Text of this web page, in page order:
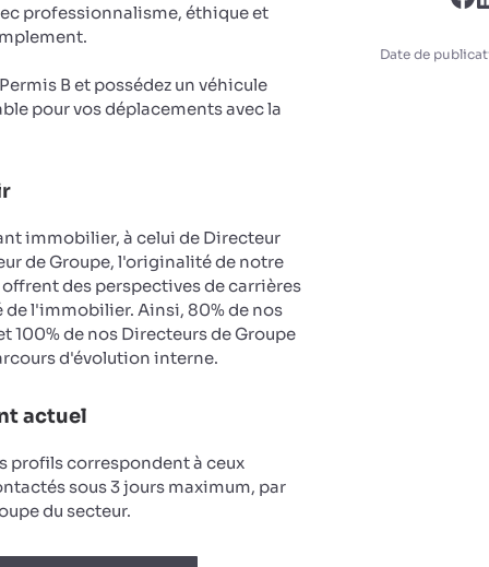
professionnalisme, éthique et
B et possédez un véhicule
pour vos déplacements avec la
immobilier, à celui de Directeur
de Groupe, l'originalité de notre
des perspectives de carrières
de l'immobilier. Ainsi, 80% de nos
100% de nos Directeurs de Groupe
d'évolution interne.
actuel
profils correspondent à ceux
sous 3 jours maximum, par
du secteur.
Date de